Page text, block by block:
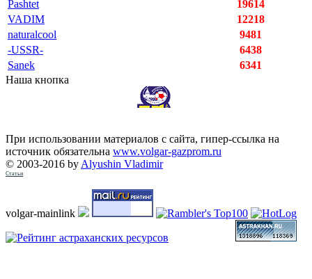
Pashtet
19614
VADIM
12218
naturalcool
9481
-USSR-
6438
Sanek
6341
Наша кнопка
При использовании материалов с сайта, гипер-ссылка на
источник обязательна www.volgar-gazprom.ru
© 2003-2016 by Alyushin Vladimir
Статьи
volgar-mainlink